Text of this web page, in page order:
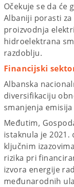
Očekuje se da će
Albaniji porasti za
proizvodnja
hidroelektrana
razdoblju.
Financijski
Albanska
diversifikaciju
smanjenja emisija
Međutim,
istaknula je 2021.
ključnim
rizika pri
izvora energije
međunarodnih